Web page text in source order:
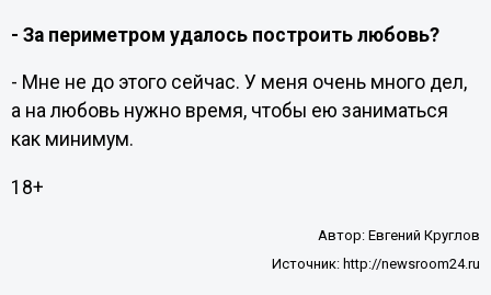
- За периметром удалось построить любовь?
- Мне не до этого сейчас. У меня очень много дел,
а на любовь нужно время, чтобы ею заниматься
как минимум.
18+
Автор:Евгений Круглов
Источник:http://newsroom24.ru